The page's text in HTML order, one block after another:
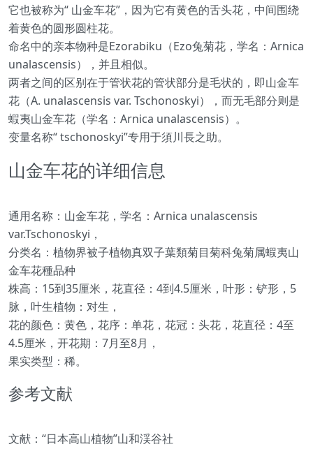
它也被称为“ 山金车花”，因为它有黄色的舌头花，中间围绕
着黄色的圆形圆柱花。
命名中的亲本物种是Ezorabiku（Ezo兔菊花，学名：Arnica
unalascensis），并且相似。
两者之间的区别在于管状花的管状部分是毛状的，即山金车
花（A. unalascensis var. Tschonoskyi），而无毛部分则是
蝦夷山金车花（学名：Arnica unalascensis）。
变量名称“ tschonoskyi”专用于須川長之助。
山金车花的详细信息
通用名称：山金车花，学名：Arnica unalascensis
var.Tschonoskyi，
分类名：植物界被子植物真双子葉類菊目菊科兔菊属蝦夷山
金车花種品种
株高：15到35厘米，花直径：4到4.5厘米，叶形：铲形，5
脉，叶生植物：对生，
花的颜色：黄色，花序：单花，花冠：头花，花直径：4至
4.5厘米，开花期：7月至8月，
果实类型：稀。
参考文献
文献：“日本高山植物”山和渓谷社